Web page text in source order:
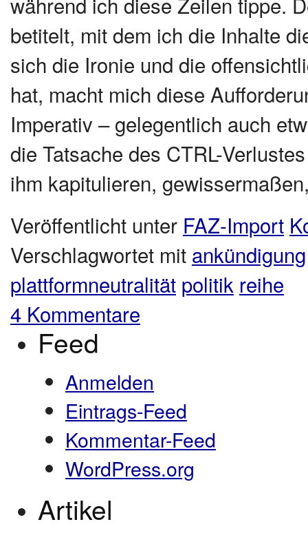
betitelt, mit dem ich die Inhalte
sich die Ironie und die
hat, macht mich diese
Imperativ – gelegentlich auch
die Tatsache des CTRL-
ihm kapitulieren,
Veröffentlicht unter FAZ-Import
Verschlagwortet mit ankündigung
plattformneutralität politik reihe
4 Kommentare
Feed
Anmelden
Eintrags-Feed
Kommentar-Feed
WordPress.org
Artikel